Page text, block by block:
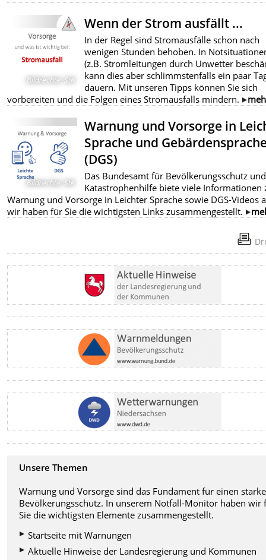
Antragsformular für die Hochwasser-Soforthilfe
Anlage zum Antrag
Richtline (rechtliche Grundlage) zur Gewährung von
vom Weihnachts-Hochwasser 2023 geschädigte
in Niedersachsen
Bildrechte: StK
Wenn der Strom ausfällt ...
In der Regel sind Stromausfälle schon nach
wenigen Stunden behoben. In
(z.B. Stromleitungen durch Unwetter
kann dies aber schlimmstenfalls ein paar
dauern. Mit unseren Tipps können Sie sich
vorbereiten und die Folgen eines Stromausfalls mindern.
Bildrechte: StK
Warnung und Vorsorge in
Sprache und
(DGS)
Das Bundesamt für Bevölkerungsschutz und
Katastrophenhilfe biete viele Informationen
Warnung und Vorsorge in Leichter Sprache sowie DGS-Videos
wir haben für Sie die wichtigsten Links zusammengestellt.
Unsere Themen
Warnung und Vorsorge sind das Fundament für einen
Bevölkerungsschutz. In unserem Notfall-Monitor haben wir
Sie die wichtigsten Elemente zusammengestellt.
Startseite mit Warnungen
Aktuelle Hinweise der Landesregierung und Kommunen